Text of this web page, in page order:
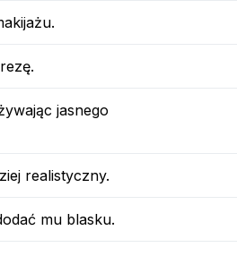
jasnego
realistyczny.
mu blasku.